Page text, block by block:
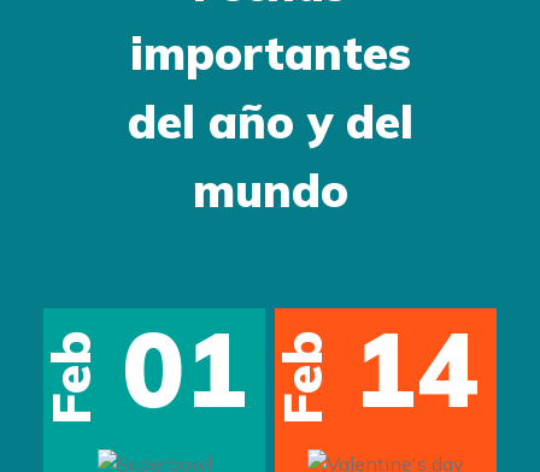
importantes
del año y del
mundo
Feb 01 Feb 14